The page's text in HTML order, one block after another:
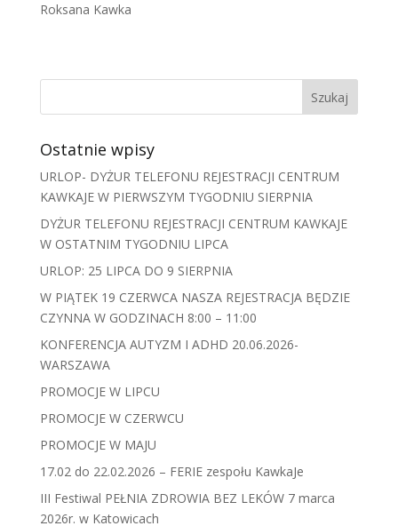
Roksana Kawka
Ostatnie wpisy
URLOP- DYŻUR TELEFONU REJESTRACJI CENTRUM
KAWKAJE W PIERWSZYM TYGODNIU SIERPNIA
DYŻUR TELEFONU REJESTRACJI CENTRUM KAWKAJE
W OSTATNIM TYGODNIU LIPCA
URLOP: 25 LIPCA DO 9 SIERPNIA
W PIĄTEK 19 CZERWCA NASZA REJESTRACJA BĘDZIE
CZYNNA W GODZINACH 8:00 – 11:00
KONFERENCJA AUTYZM I ADHD 20.06.2026-
WARSZAWA
PROMOCJE W LIPCU
PROMOCJE W CZERWCU
PROMOCJE W MAJU
17.02 do 22.02.2026 – FERIE zespołu KawkaJe
III Festiwal PEŁNIA ZDROWIA BEZ LEKÓW 7 marca
2026r. w Katowicach